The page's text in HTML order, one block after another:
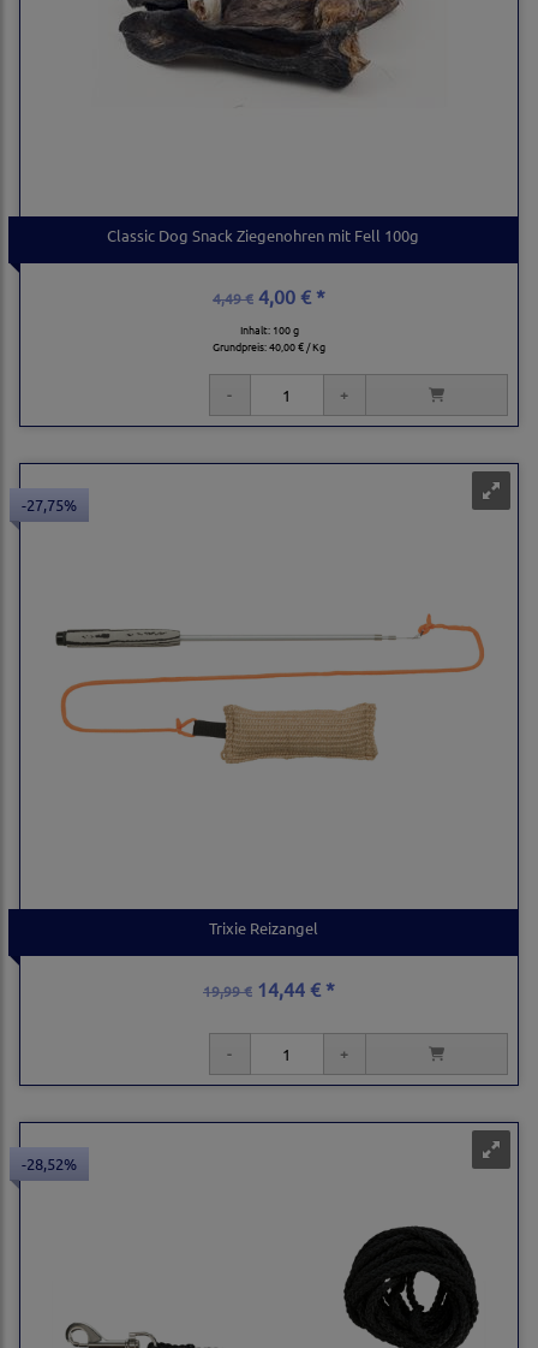
Classic Dog Snack Ziegenohren mit Fell 100g
4,49 € 4,00 € *
Inhalt: 100 g
Grundpreis:40,00 € / Kg
-27,75%
Trixie Reizangel
19,99 € 14,44 € *
-28,52%